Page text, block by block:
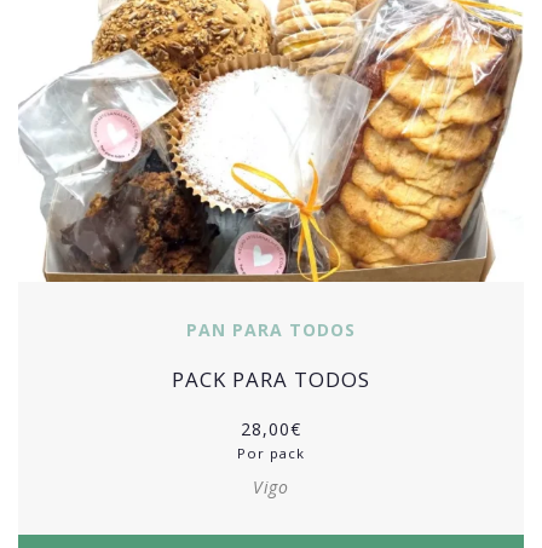
PAN PARA TODOS
PACK PARA TODOS
28,00€
Por pack
Vigo